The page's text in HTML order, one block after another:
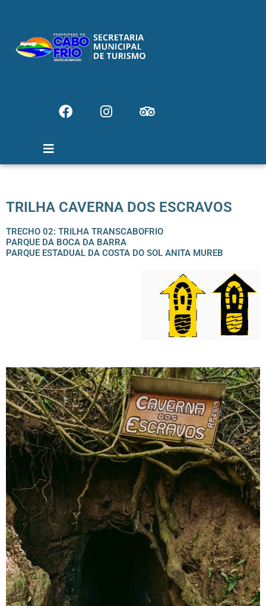
TRILHA CAVERNA DOS ESCRAVOS
TRECHO 02: TRILHA TRANSCABOFRIO
PARQUE DA BOCA DA BARRA
PARQUE ESTADUAL DA COSTA DO SOL ANITA MUREB